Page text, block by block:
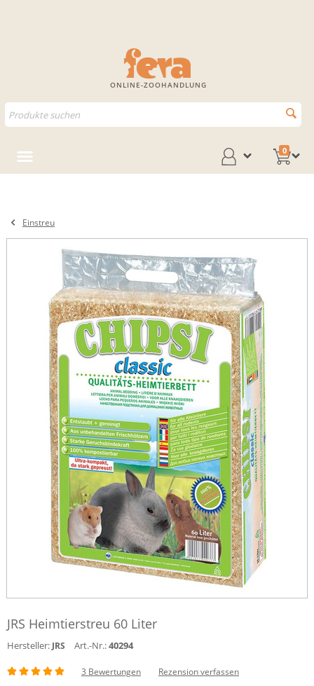
ONLINE-ZOOHANDLUNG
0
Einstreu
JRS Heimtierstreu 60 Liter
Hersteller: JRS Art.-Nr.:40294
3 Bewertungen Rezension verfassen